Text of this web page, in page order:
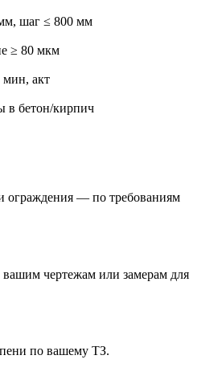
шаг ≤ 800 мм
≥ 80 мкм
акт
в бетон/кирпич
— по требованиям
чертежам или замерам для
по вашему ТЗ.